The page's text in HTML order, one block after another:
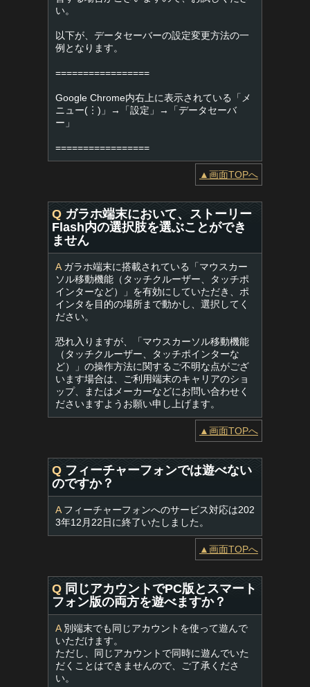
い。
以下が、データセーバーの設定変更方法の一
例となります。
=================
Google Chrome内右上に表示されている「メ
ニュー(︙)」→「設定」→「データセーバ
ー」
=================
▲画面TOPへ
Q ガラホ端末において、ストーリー
Flash内の選択肢を選ぶことができ
ません
Aガラホ端末に搭載されている「マウスカー
ソル移動機能（タッチクルーザー、タッチポ
インターなど）」を有効にしていただき、ポ
インタを目的の場所まで動かし、選択してく
ださい。
恐れ入りますが、「マウスカーソル移動機能
（タッチクルーザー、タッチポインターな
ど）」の操作方法に関するご不明な点がござ
います場合は、ご利用端末のキャリアのショ
ップ、またはメーカーなどにお問い合わせく
ださいますようお願い申し上げます。
▲画面TOPへ
Q フィーチャーフォンでは遊べない
のですか？
Aフィーチャーフォンへのサービス対応は202
3年12月22日に終了いたしました。
▲画面TOPへ
Q 同じアカウントでPC版とスマート
フォン版の両方を遊べますか？
A別端末でも同じアカウントを使って遊んで
いただけます。
ただし、同じアカウントで同時に遊んでいた
だくことはできませんので、ご了承くださ
い。